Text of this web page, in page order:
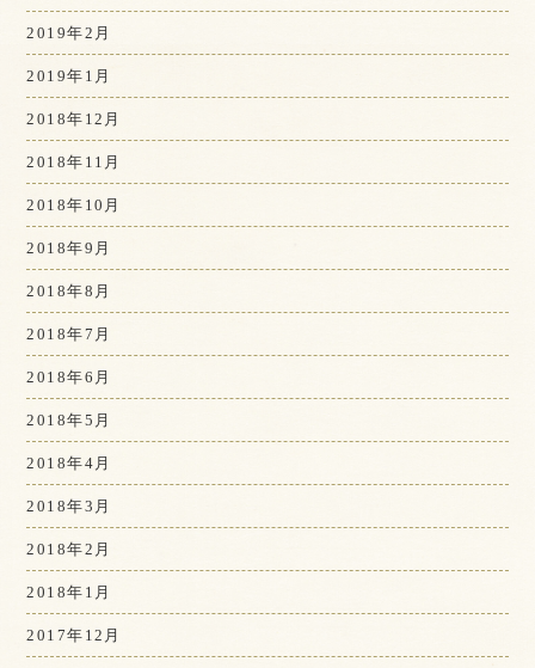
2019年2月
2019年1月
2018年12月
2018年11月
2018年10月
2018年9月
2018年8月
2018年7月
2018年6月
2018年5月
2018年4月
2018年3月
2018年2月
2018年1月
2017年12月